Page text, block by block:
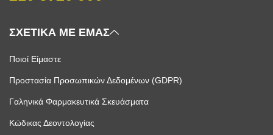
ΣΧΕΤΙΚΑ ΜΕ ΕΜΑΣ
Ποιοί Είμαστε
Προστασία Προσωπικών Δεδομένων (GDPR)
Γαληνικά Φαρμακευτικά Σκευάσματα
Κώδικας Δεοντολογίας